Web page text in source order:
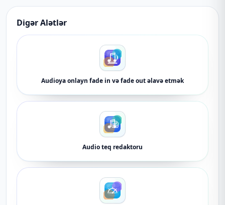
Digər Alətlər
Audioya onlayn fade in və fade out əlavə etmək
Audio teq redaktoru